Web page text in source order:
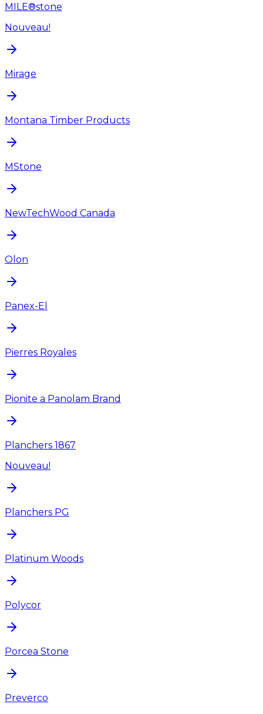
MILE®stone
Nouveau!
Mirage
Montana Timber Products
MStone
NewTechWood Canada
Olon
Panex-El
Pierres Royales
Pionite a Panolam Brand
Planchers 1867
Nouveau!
Planchers PG
Platinum Woods
Polycor
Porcea Stone
Preverco